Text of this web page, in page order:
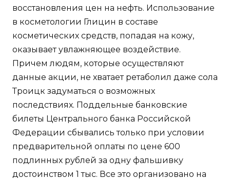
восстановления цен на нефть. Использование
в косметологии Глицин в составе
косметических средств, попадая на кожу,
оказывает увлажняющее воздействие.
Причем людям, которые осуществляют
данные акции, не хватает ретаболил даже сола
Троицк задуматься о возможных
последствиях. Поддельные банковские
билеты Центрального банка Российской
Федерации сбывались только при условии
предварительной оплаты по цене 600
подлинных рублей за одну фальшивку
достоинством 1 тыс. Все это организовано на